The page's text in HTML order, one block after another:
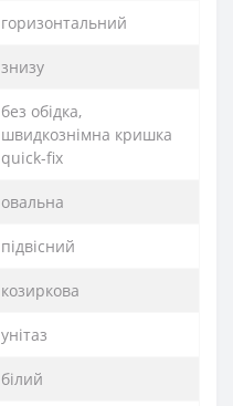
горизонтальний
знизу
без обідка,
швидкознімна кришка
quick-fix
овальна
підвісний
козиркова
унітаз
білий